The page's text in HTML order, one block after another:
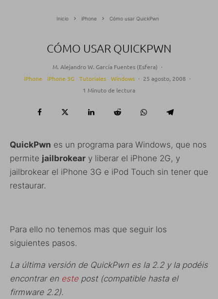
Inicio iPhone Cómo usar QuickPwn
CÓMO USAR QUICKPWN
M. Alejandro W. García Fuentes (Esfera) ·
iPhone
iPhone 3G Tutoriales Windows · 25 agosto, 2008 ·
1 Minuto de lectura
QuickPwn es un programa para Windows, que nos
permite jailbrokear y liberar el iPhone 2G, y
jailbrokear el iPhone 3G e iPod Touch sin tener que
restaurar.
Para ello no tenemos mas que seguir los
siguientes pasos.
La última versión de QuickPwn es la 2.2 y la podéis
encontrar en estepost (compatible hasta el
firmware 2.2).